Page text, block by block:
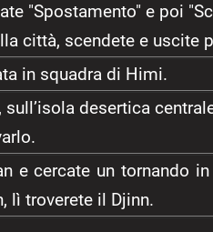
"Spostamento" e poi
città, scendete e uscite
in squadra di Himi.
desertica
e cercate un tornando
lì troverete il Djinn.